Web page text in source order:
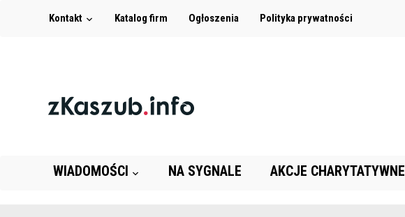
Kontakt Katalog firm Ogłoszenia Polityka prywatności
WIADOMOŚCI NA SYGNALE AKCJE CHARYTATYWNE